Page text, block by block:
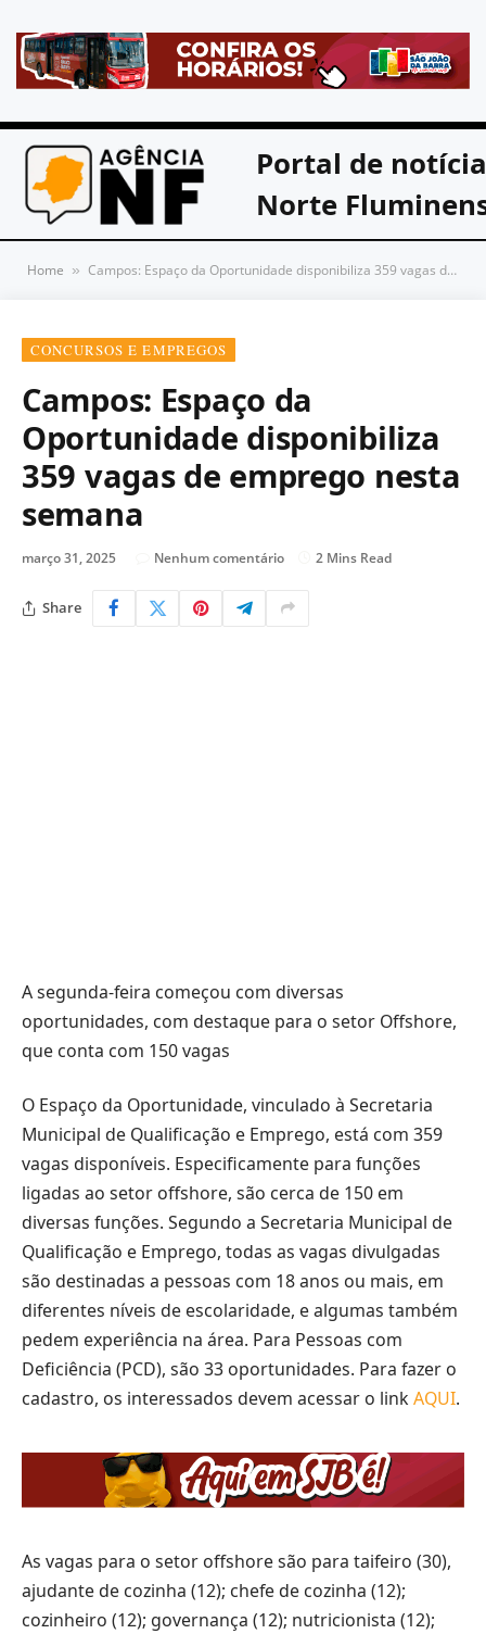
Portal de
Norte
Home » Campos: Espaço da Oportunidade disponibiliza 359 vagas de emprego nesta semana
CONCURSOS E EMPREGOS
Campos: Espaço da
Oportunidade disponibiliza
359 vagas de emprego nesta
semana
março 31, 2025 Nenhum comentário 2 Mins Read
Share
A segunda-feira começou com diversas
oportunidades, com destaque para o setor Offshore,
que conta com 150 vagas
O Espaço da Oportunidade, vinculado à Secretaria
Municipal de Qualificação e Emprego, está com 359
vagas disponíveis. Especificamente para funções
ligadas ao setor offshore, são cerca de 150 em
diversas funções. Segundo a Secretaria Municipal de
Qualificação e Emprego, todas as vagas divulgadas
são destinadas a pessoas com 18 anos ou mais, em
diferentes níveis de escolaridade, e algumas também
pedem experiência na área. Para Pessoas com
Deficiência (PCD), são 33 oportunidades. Para fazer o
cadastro, os interessados devem acessar o link AQUI.
As vagas para o setor offshore são para taifeiro (30),
ajudante de cozinha (12); chefe de cozinha (12);
cozinheiro (12); governança (12); nutricionista (12);